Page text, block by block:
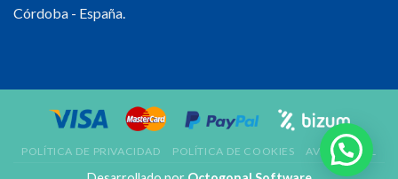
Córdoba - España.
POLÍTICA DE PRIVACIDAD POLÍTICA DE COOKIES AVISO LEGAL